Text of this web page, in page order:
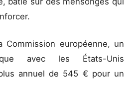
européenne, un
avec les États-Unis
annuel de 545 € pour un